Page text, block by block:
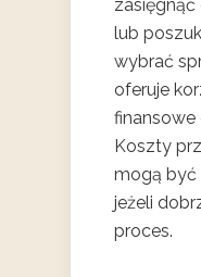
zasięgnąć
lub
wybrać
oferuje
finansowe
Koszty
mogą być
jeżeli
proces.